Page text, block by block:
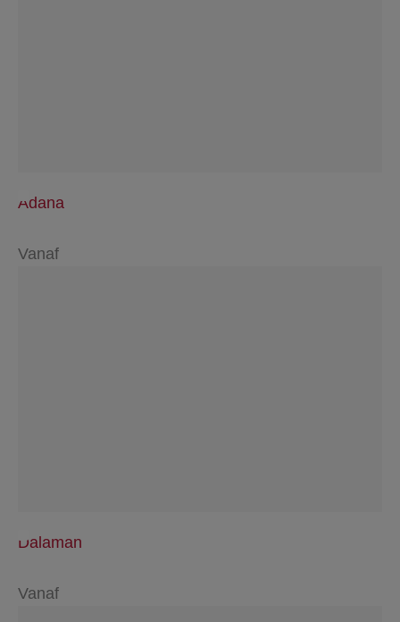
Adana
Vanaf
Dalaman
Vanaf